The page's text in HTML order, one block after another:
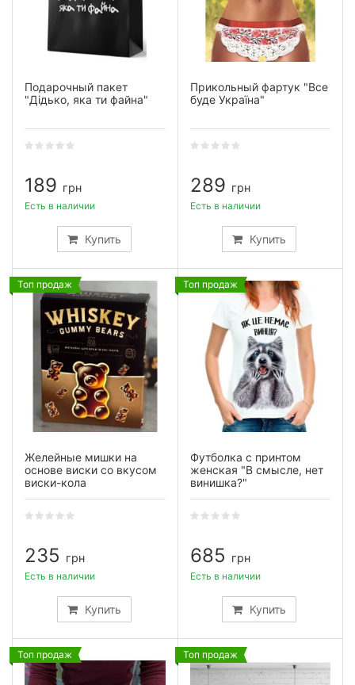
Подарочный пакет
"Дідько, яка ти файна"
189 грн
Купить
Есть в наличии
Прикольный фартук "Все
буде Україна"
289 грн
Купить
Есть в наличии
Топ продаж
Желейные мишки на
основе виски со вкусом
виски-кола
235 грн
Купить
Есть в наличии
Топ продаж
Футболка с принтом
женская "В смысле, нет
винишка?"
685 грн
Купить
Есть в наличии
Топ продаж Топ продаж